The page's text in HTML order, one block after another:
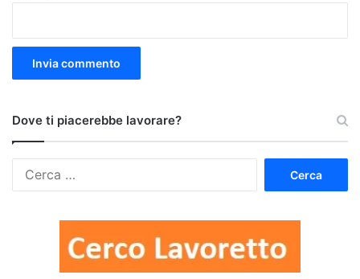
Dove ti piacerebbe lavorare?